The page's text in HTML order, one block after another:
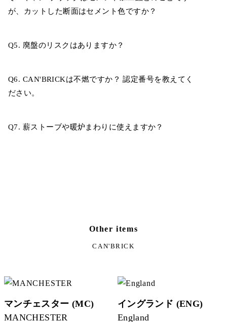
が、カットした断面はセメント色ですか？
Q5. 廃盤のリスクはありますか？
Q6. CAN'BRICKは不燃ですか？ 認定番号を教えてく
ださい。
Q7. 薪ストーブや暖炉まわりに使えますか？
Other items
CAN'BRICK
マンチェスター (MC)
MANCHESTER
イングランド (ENG)
England